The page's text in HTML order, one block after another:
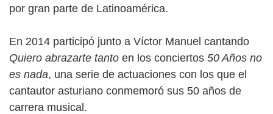
por gran parte de Latinoamérica.
En 2014 participó junto a Víctor Manuel cantando
Quiero abrazarte tanto en los conciertos 50 Años no
es nada, una serie de actuaciones con los que el
cantautor asturiano conmemoró sus 50 años de
carrera musical.